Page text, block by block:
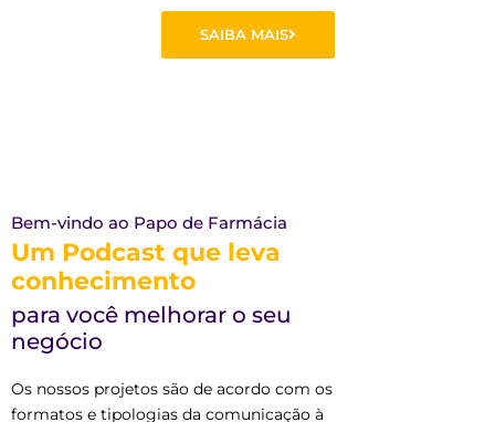
SAIBA MAIS
Bem-vindo ao Papo de Farmácia
Um Podcast que leva
conhecimento
para você melhorar o seu
negócio
Os nossos projetos são de acordo com os
formatos e tipologias da comunicação à